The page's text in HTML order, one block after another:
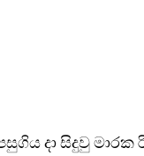
දා සිදුවු